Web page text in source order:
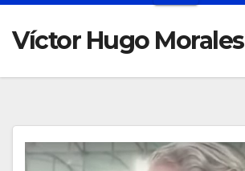
Víctor Hugo Morales